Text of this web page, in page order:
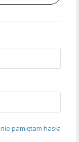
nie pamiętam hasła